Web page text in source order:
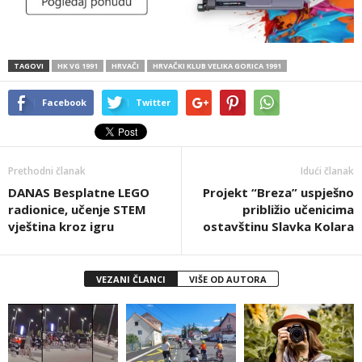
TAGOVI HK VG 1991 HRVAČI HRVAČKI KLUB VELIKA GORICA 1991
Facebook Twitter
Prethodni članak
DANAS Besplatne LEGO
radionice, učenje STEM
vještina kroz igru
Idući članak
Projekt “Breza” uspješno
približio učenicima
ostavštinu Slavka Kolara
VEZANI ČLANCI VIŠE OD AUTORA